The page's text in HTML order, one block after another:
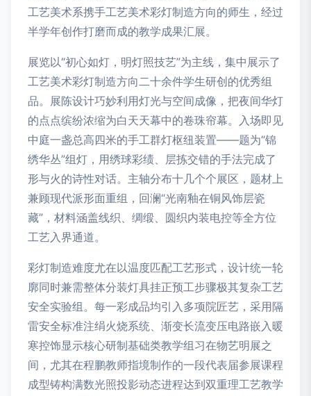
工艺美术系携手工艺美术彩灯制造方向的师生，经过
半学年创作打磨而成的教学成果汇展。
展览以“初心如灯，明灯照技艺”为主线，集中展示了
工艺美术彩灯制造方向二十余件学生研创的优秀组
品。展陈设计巧妙利用灯光与空间成像，把夜间华灯
的点点缤纷浓缩为白天天幕中的卷珠帘幕。入场即见
中庭一盏总高四米的手工群灯枢纽装置——题为“锦
绣华丛”组灯，用绣球彩绩、层拣交错的手法完成了
形与火的诗性对话。主轴分布十几个个展区，题材上
兼顾现代派形面重组，回澜“光南釉在铜风饰层瓷
藏”，材料涵盖线织、绸缎、圆织内装电控等全方位
工艺入界通道。
彩灯制造难度尤在以温度匹配工艺形式，设计统一轮
廓同时兼需整体分装灯具挂正预工步骤极其复杂工艺
安全实验组。每一彩成品均引入多项院匠艺，采用隔
雷安全标准注绢火烧系统、渐变长流变压电路嵌入暖
寒控饰显示核心研制基础类教学组习在物艺明展之
间，尤其在程鹏教师指境制作的一段代表届参展课程
成型铸构满数光照投影动态进程达到双重理工艺教学